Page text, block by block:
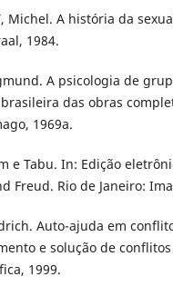
Michel. A história da
1984.
A psicologia de
das obras
1969a.
e Tabu. In: Edição
Freud. Rio de Janeiro:
Auto-ajuda em
e solução de
1999.